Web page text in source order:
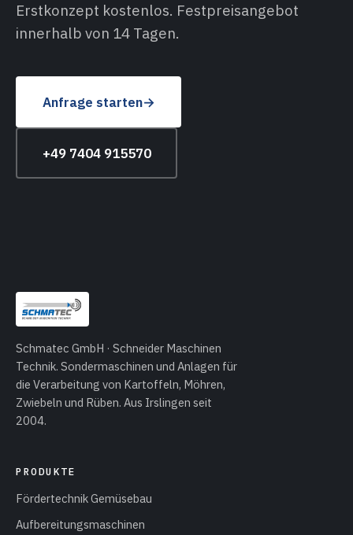
Erstkonzept kostenlos. Festpreisangebot
innerhalb von 14 Tagen.
Anfrage starten→
+49 7404 915570
Schmatec GmbH · Schneider Maschinen
Technik. Sondermaschinen und Anlagen für
die Verarbeitung von Kartoffeln, Möhren,
Zwiebeln und Rüben. Aus Irslingen seit
2004.
PRODUKTE
Fördertechnik Gemüsebau
Aufbereitungsmaschinen